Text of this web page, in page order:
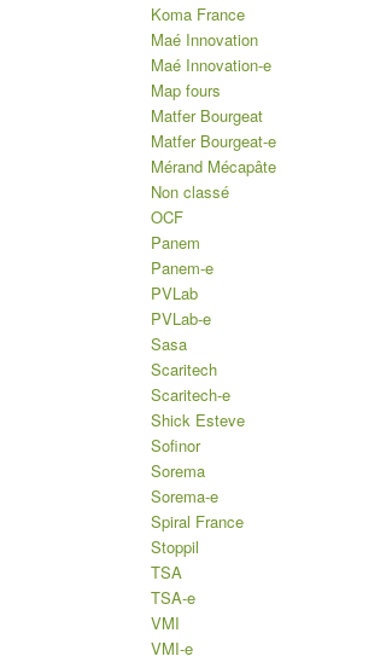
Koma France
Maé Innovation
Maé Innovation-e
Map fours
Matfer Bourgeat
Matfer Bourgeat-e
Mérand Mécapâte
Non classé
OCF
Panem
Panem-e
PVLab
PVLab-e
Sasa
Scaritech
Scaritech-e
Shick Esteve
Sofinor
Sorema
Sorema-e
Spiral France
Stoppil
TSA
TSA-e
VMI
VMI-e